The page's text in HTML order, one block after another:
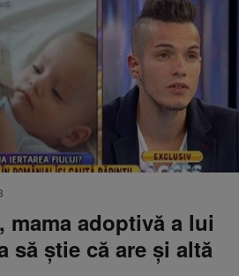
mama adoptivă a lui
să ştie că are şi altă